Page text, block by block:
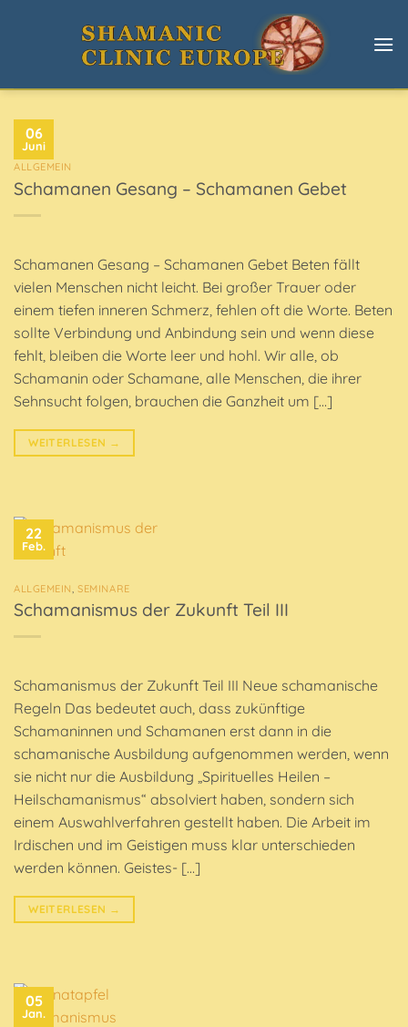
06
Juni
ALLGEMEIN
Schamanen Gesang – Schamanen Gebet
Schamanen Gesang – Schamanen Gebet Beten fällt
vielen Menschen nicht leicht. Bei großer Trauer oder
einem tiefen inneren Schmerz, fehlen oft die Worte. Beten
sollte Verbindung und Anbindung sein und wenn diese
fehlt, bleiben die Worte leer und hohl. Wir alle, ob
Schamanin oder Schamane, alle Menschen, die ihrer
Sehnsucht folgen, brauchen die Ganzheit um […]
WEITERLESEN →
22
Feb.
ALLGEMEIN ,SEMINARE
Schamanismus der Zukunft Teil III
Schamanismus der Zukunft Teil III Neue schamanische
Regeln Das bedeutet auch, dass zukünftige
Schamaninnen und Schamanen erst dann in die
schamanische Ausbildung aufgenommen werden, wenn
sie nicht nur die Ausbildung „Spirituelles Heilen –
Heilschamanismus“ absolviert haben, sondern sich
einem Auswahlverfahren gestellt haben. Die Arbeit im
Irdischen und im Geistigen muss klar unterschieden
werden können. Geistes- […]
WEITERLESEN →
05
Jan.